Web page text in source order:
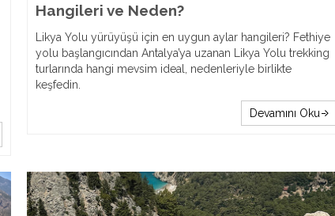
Hangileri ve Neden?
Likya Yolu yürüyüşü için en uygun aylar hangileri? Fethiye
yolu başlangıcından Antalya’ya uzanan Likya Yolu trekking
turlarında hangi mevsim ideal, nedenleriyle birlikte
keşfedin.
Devamını Oku